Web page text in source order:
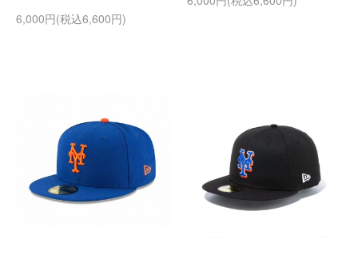
6,000円(税込6,600円)